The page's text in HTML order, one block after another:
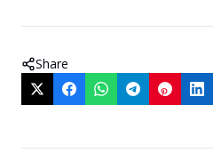
Share